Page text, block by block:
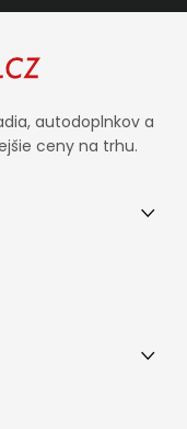
autodoplnkov a
ceny na trhu.